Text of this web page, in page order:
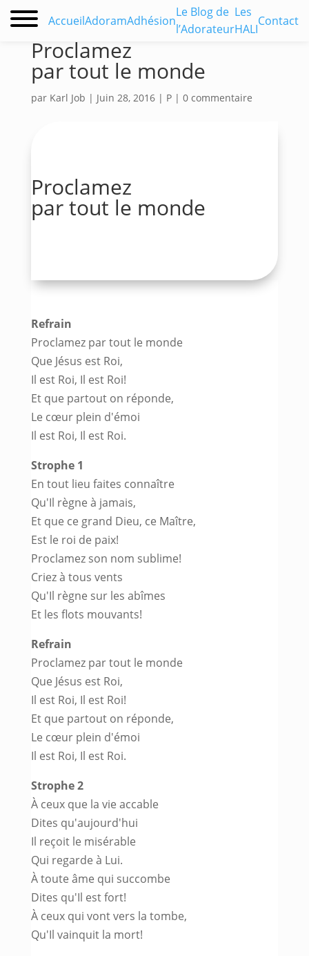
AccueilAdoramAdhésion
Le Blog de
l’Adorateur
Les
HALI
Contact
Proclamez
par tout le monde
par Karl Job | Juin 28, 2016| P| 0 commentaire
Proclamez
par tout le monde
Refrain
Proclamez par tout le monde
Que Jésus est Roi,
Il est Roi, Il est Roi!
Et que partout on réponde,
Le cœur plein d'émoi
Il est Roi, Il est Roi.
Strophe 1
En tout lieu faites connaître
Qu'Il règne à jamais,
Et que ce grand Dieu, ce Maître,
Est le roi de paix!
Proclamez son nom sublime!
Criez à tous vents
Qu'Il règne sur les abîmes
Et les flots mouvants!
Refrain
Proclamez par tout le monde
Que Jésus est Roi,
Il est Roi, Il est Roi!
Et que partout on réponde,
Le cœur plein d'émoi
Il est Roi, Il est Roi.
Strophe 2
À ceux que la vie accable
Dites qu'aujourd'hui
Il reçoit le misérable
Qui regarde à Lui.
À toute âme qui succombe
Dites qu'Il est fort!
À ceux qui vont vers la tombe,
Qu'Il vainquit la mort!